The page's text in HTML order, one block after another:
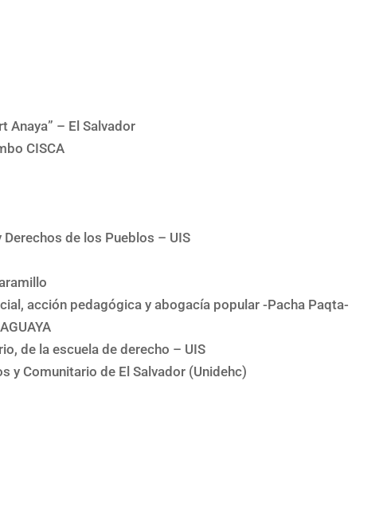
Anaya” – El Salvador
CISCA
de los Pueblos – UIS
acción pedagógica y abogacía popular -Pacha Paqta-
de la escuela de derecho – UIS
y Comunitario de El Salvador (Unidehc)